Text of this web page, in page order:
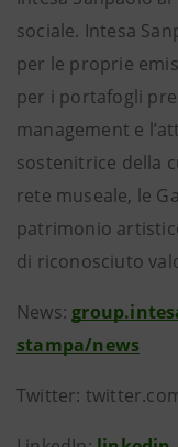
sociale. Intesa
per le proprie
per i portafogli
management e
sostenitrice della
rete museale, le
patrimonio
di riconosciuto
News:
stampa/news
Twitter: